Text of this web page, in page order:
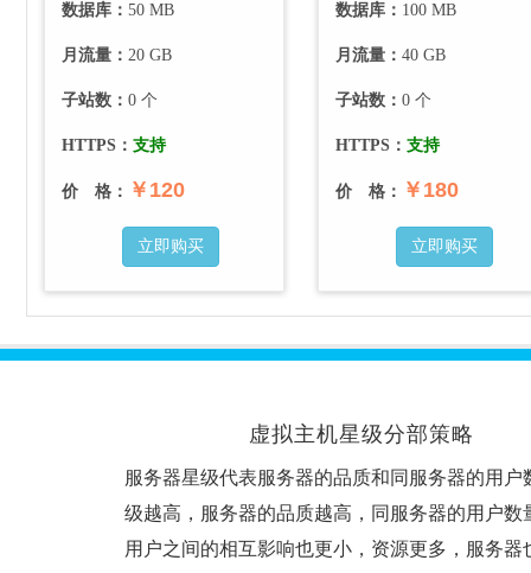
数据库： 50 MB
月流量： 20GB
子站数： 0个
HTTPS： 支持
价 格： ￥120
立即购买
数据库： 100 MB
月流量： 40GB
子站数： 0个
HTTPS： 支持
价 格： ￥180
立即购买
虚拟主机星级分部策略
服务器星级代表服务器的品质和同服务器的用户
级越高，服务器的品质越高，同服务器的用户数
用户之间的相互影响也更小，资源更多，服务器